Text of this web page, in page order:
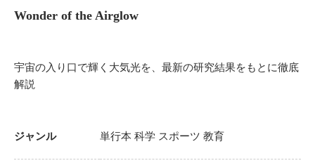
Wonder of the Airglow
宇宙の入り口で輝く大気光を、最新の研究結果をもとに徹底
解説
ジャンル 単行本 科学 スポーツ 教育